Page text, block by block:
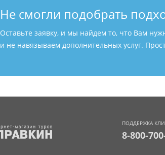
Не смогли подобрать
Оставьте заявку, и мы найдем то, что Вам
и не навязываем дополнительных услуг.
ПОДДЕРЖКА
8-800-